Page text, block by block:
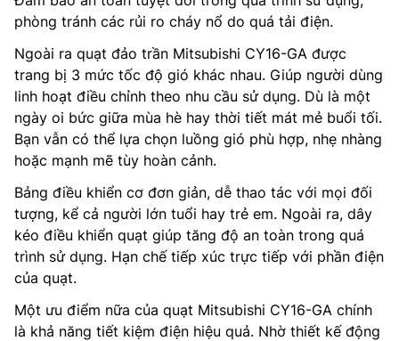
phòng tránh các rủi ro cháy nổ do quá tải điện.
Ngoài ra quạt đảo trần Mitsubishi CY16-GA được
trang bị 3 mức tốc độ gió khác nhau. Giúp người dùng
linh hoạt điều chỉnh theo nhu cầu sử dụng. Dù là một
ngày oi bức giữa mùa hè hay thời tiết mát mẻ buổi tối.
Bạn vẫn có thể lựa chọn luồng gió phù hợp, nhẹ nhàng
hoặc mạnh mẽ tùy hoàn cảnh.
Bảng điều khiển cơ đơn giản, dễ thao tác với mọi đối
tượng, kể cả người lớn tuổi hay trẻ em. Ngoài ra, dây
kéo điều khiển quạt giúp tăng độ an toàn trong quá
trình sử dụng. Hạn chế tiếp xúc trực tiếp với phần điện
của quạt.
Một ưu điểm nữa của quạt Mitsubishi CY16-GA chính
là khả năng tiết kiệm điện hiệu quả. Nhờ thiết kế động